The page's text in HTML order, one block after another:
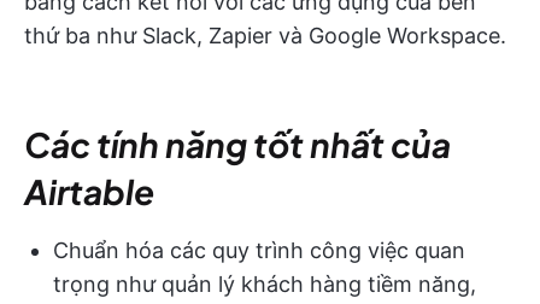
thứ ba như Slack, Zapier và Google Workspace.
Các tính năng tốt nhất của
Airtable
Chuẩn hóa các quy trình công việc quan
trọng như quản lý khách hàng tiềm năng,